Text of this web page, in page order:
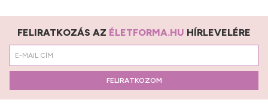
FELIRATKOZÁS AZ ÉLETFORMA.HU HÍRLEVELÉRE
FELIRATKOZOM